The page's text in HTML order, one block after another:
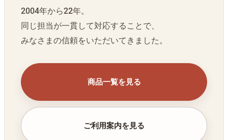
2004年から22年。
同じ担当が一貫して対応することで、
みなさまの信頼をいただいてきました。
商品一覧を見る
ご利用案内を見る